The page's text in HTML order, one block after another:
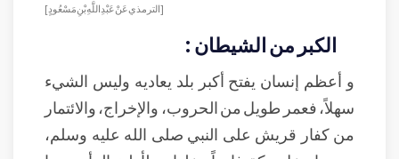
[الترمذي عَنْ عَبْدِ اللَّهِ بْنِ مَسْعُودٍ]
الكبر من الشيطان :
و أعظم إنسان يفتح أكبر بلد يعاديه وليس الشيء
سهلاً، فعمر طويل من الحروب، والإخراج، والائتمار
من كفار قريش على النبي صلى الله عليه وسلم،